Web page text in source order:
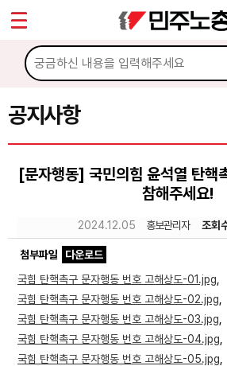
공지사항
[문자행동] 국민의힘 윤석열 탄핵
참해주세요!
2024.12.05 홍보관리자 조회
첨부파일
다운로드
국힘 탄핵촉구 문자행동 번호 고해상도-01.jpg
국힘 탄핵촉구 문자행동 번호 고해상도-02.jpg
국힘 탄핵촉구 문자행동 번호 고해상도-03.jpg
국힘 탄핵촉구 문자행동 번호 고해상도-04.jpg
국힘 탄핵촉구 문자행동 번호 고해상도-05.jpg
마이페이지
소개
소식
공지사항
성명·보도
노동상담
자료
부설기관
Sketchbook5, 스케
Sketchbook5, 스케